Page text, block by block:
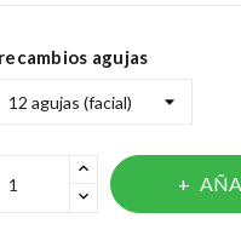
recambios agujas